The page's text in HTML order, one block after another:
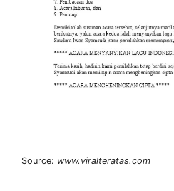
Source: www.viralteratas.com